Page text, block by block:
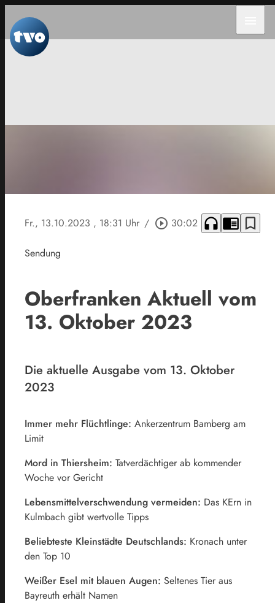
Fr., 13.10.2023 , 18:31 Uhr / play_circle_outline 30:02 headphones chrome_reader_mode bookmark_border
Sendung
Oberfranken Aktuell vom
13. Oktober 2023
Die aktuelle Ausgabe vom 13. Oktober
2023
Immer mehr Flüchtlinge: Ankerzentrum Bamberg am
Limit
Mord in Thiersheim: Tatverdächtiger ab kommender
Woche vor Gericht
Lebensmittelverschwendung vermeiden: Das KErn in
Kulmbach gibt wertvolle Tipps
Beliebteste Kleinstädte Deutschlands: Kronach unter
den Top 10
Weißer Esel mit blauen Augen: Seltenes Tier aus
Bayreuth erhält Namen